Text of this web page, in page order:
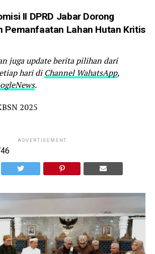
II DPRD Jabar Dorong
Pemanfaatan Lahan Hutan Kritis
juga update berita pilihan dari
hari di Channel WahatsApp,
.
2025
ADVERTISEMENT